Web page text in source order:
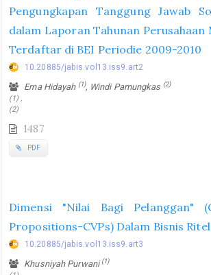
Pengungkapan Tanggung Jawab
dalam Laporan Tahunan
Terdaftar di BEI Periodie 2009-2010
10.20885/jabis.vol13.iss9.art2
Erna Hidayah (1), Windi Pamungkas (2)
(1) ,
(2)
1487
PDF
Dimensi "Nilai Bagi Pelanggan"
Propositions-CVPs) Dalam Bisnis Ritel
10.20885/jabis.vol13.iss9.art3
Khusniyah Purwani(1)